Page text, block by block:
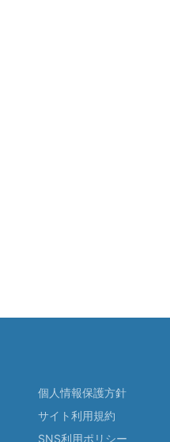
個人情報保護方針
サイト利用規約
SNS利用ポリシー